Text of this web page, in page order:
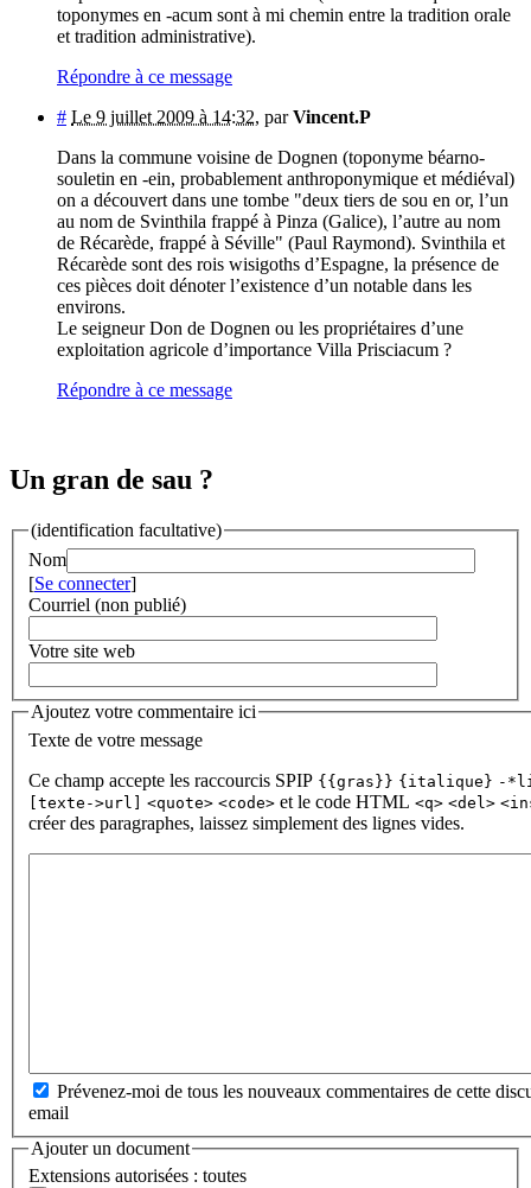
toponymes en -acum sont à mi chemin entre la tradition orale
et tradition administrative).
Répondre à ce message
# Le 9 juillet 2009 à 14:32, parVincent.P
Dans la commune voisine de Dognen (toponyme béarno-
souletin en -ein, probablement anthroponymique et médiéval)
on a découvert dans une tombe "deux tiers de sou en or, l’un
au nom de Svinthila frappé à Pinza (Galice), l’autre au nom
de Récarède, frappé à Séville" (Paul Raymond). Svinthila et
Récarède sont des rois wisigoths d’Espagne, la présence de
ces pièces doit dénoter l’existence d’un notable dans les
environs.
Le seigneur Don de Dognen ou les propriétaires d’une
exploitation agricole d’importance Villa Prisciacum ?
Répondre à ce message
Un gran de sau ?
(identification facultative)
Nom
[Se connecter]
Courriel (non publié)
Votre site web
Ajoutez votre commentaire ici
Texte de votre message
Ce champ accepte les raccourcis SPIP {{gras}} {italique} -
[texte->url] <quote> <code> et le code HTML <q> <del>
créer des paragraphes, laissez simplement des lignes vides.
Prévenez-moi de tous les nouveaux commentaires de cette
email
Ajouter un document
Extensions autorisées : toutes